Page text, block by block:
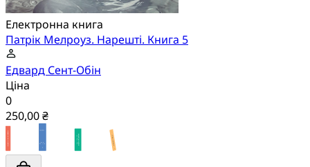
Електронна книга
Патрік Мелроуз. Нарешті. Книга 5
Едвард Сент-Обін
Ціна
0
250,00 ₴